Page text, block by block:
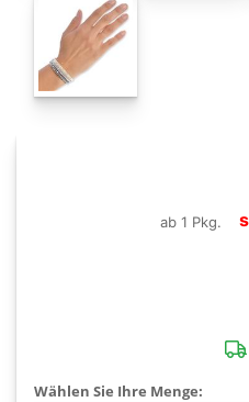
ab 1 Pkg.
Wählen Sie Ihre Menge: